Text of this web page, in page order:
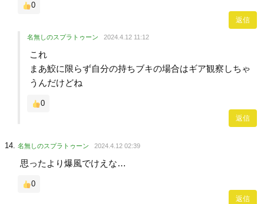
0
返信
名無しのスプラトゥーン 2024.4.12 11:12
これ
まあ鮫に限らず自分の持ちブキの場合はギア観察しちゃ
うんだけどね
0
返信
名無しのスプラトゥーン 2024.4.12 02:39
思ったより爆風でけえな…
0
返信